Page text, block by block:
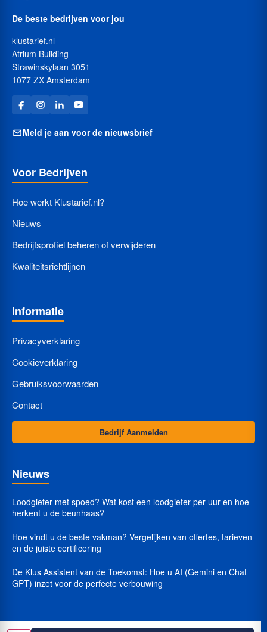
De beste bedrijven voor jou
klustarief.nl
Atrium Building
Strawinskylaan 3051
1077 ZX Amsterdam
Meld je aan voor de nieuwsbrief
Voor Bedrijven
Hoe werkt Klustarief.nl?
Nieuws
Bedrijfsprofiel beheren of verwijderen
Kwaliteitsrichtlijnen
Informatie
Privacyverklaring
Cookieverklaring
Gebruiksvoorwaarden
Contact
Bedrijf Aanmelden
Nieuws
Loodgieter met spoed? Wat kost een loodgieter per uur en hoe
herkent u de beunhaas?
Hoe vindt u de beste vakman? Vergelijken van offertes, tarieven
en de juiste certificering
De Klus Assistent van de Toekomst: Hoe u AI (Gemini en Chat
GPT) inzet voor de perfecte verbouwing